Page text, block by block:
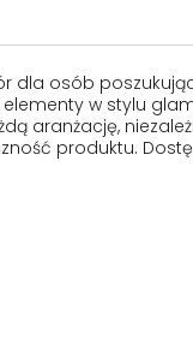
dla osób
w stylu
aranżację,
produktu.